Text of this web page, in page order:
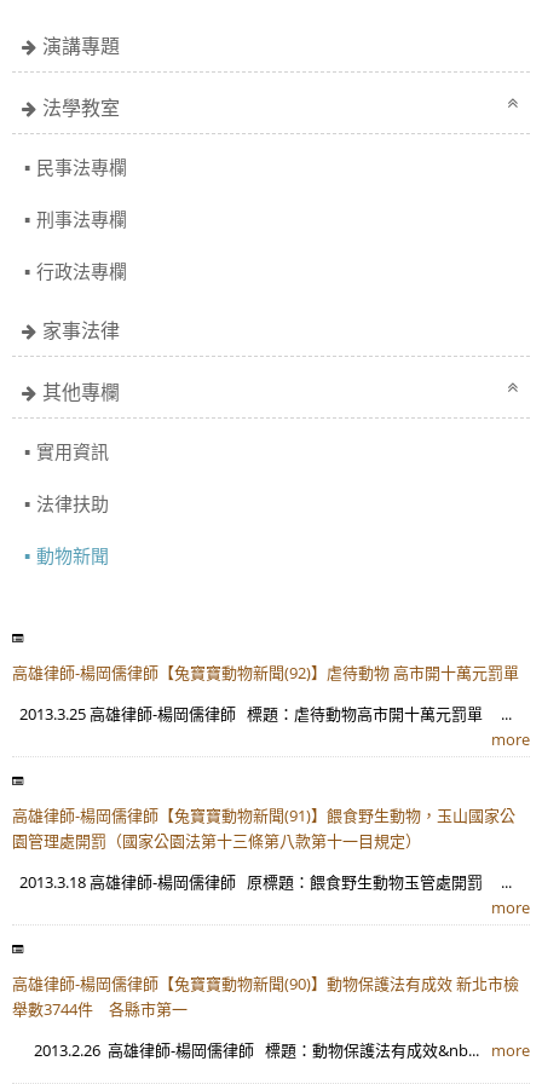
演講專題
法學教室
民事法專欄
刑事法專欄
行政法專欄
家事法律
其他專欄
實用資訊
法律扶助
動物新聞
高雄律師-楊岡儒律師【兔寶寶動物新聞(92)】虐待動物 高市開十萬元罰單
2013.3.25 高雄律師-楊岡儒律師 標題：虐待動物高市開十萬元罰單 ...
more
高雄律師-楊岡儒律師【兔寶寶動物新聞(91)】餵食野生動物，玉山國家公
園管理處開罰（國家公園法第十三條第八款第十一目規定）
2013.3.18 高雄律師-楊岡儒律師 原標題：餵食野生動物玉管處開罰 ...
more
高雄律師-楊岡儒律師【兔寶寶動物新聞(90)】動物保護法有成效 新北市檢
舉數3744件 各縣市第一
2013.2.26 高雄律師-楊岡儒律師 標題：動物保護法有成效&nb...
more